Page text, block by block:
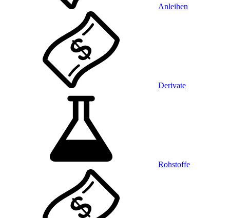
Anleihen
Derivate
Rohstoffe